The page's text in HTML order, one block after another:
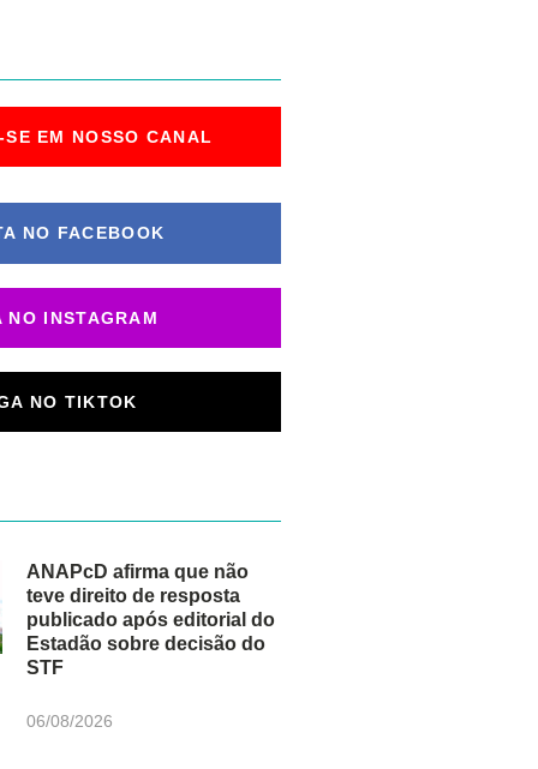
SE EM NOSSO CANAL
NO FACEBOOK
NO INSTAGRAM
NO TIKTOK
ANAPcD afirma que não
teve direito de resposta
publicado após editorial do
Estadão sobre decisão do
STF
06/08/2026